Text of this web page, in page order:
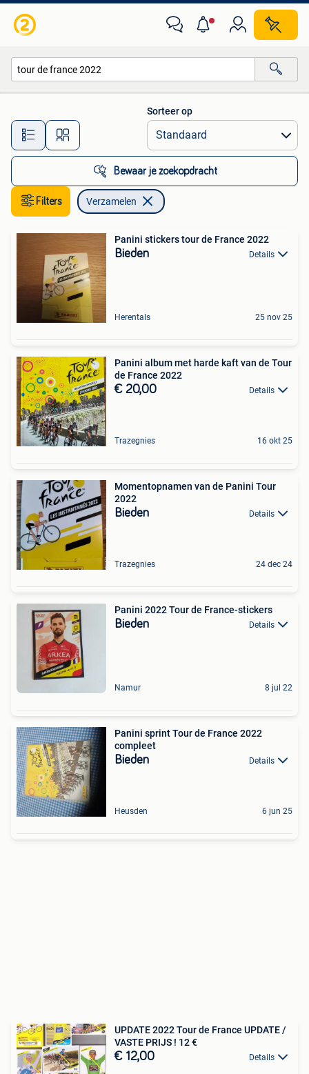
Alle afstanden…
Sorteer op
Bewaar je zoekopdracht
Filters Verzamelen
Panini stickers tour de France 2022
Bieden Details
Herentals 25 nov 25
Panini album met harde kaft van de Tour
de France 2022
€ 20,00 Details
Trazegnies 16 okt 25
Momentopnamen van de Panini Tour
2022
Bieden Details
Trazegnies 24 dec 24
Panini 2022 Tour de France-stickers
Bieden Details
Namur 8 jul 22
Panini sprint Tour de France 2022
compleet
Bieden Details
Heusden 6 jun 25
UPDATE 2022 Tour de France UPDATE /
VASTE PRIJS ! 12 €
€ 12,00 Details